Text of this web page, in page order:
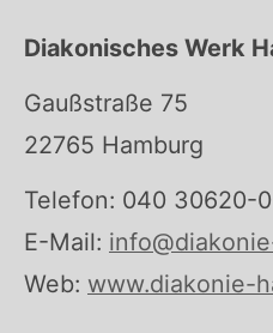
Diakonisches Werk
Gaußstraße 75
22765 Hamburg
Telefon: 040 30620-0
E-Mail:
Web: www.diakonie-